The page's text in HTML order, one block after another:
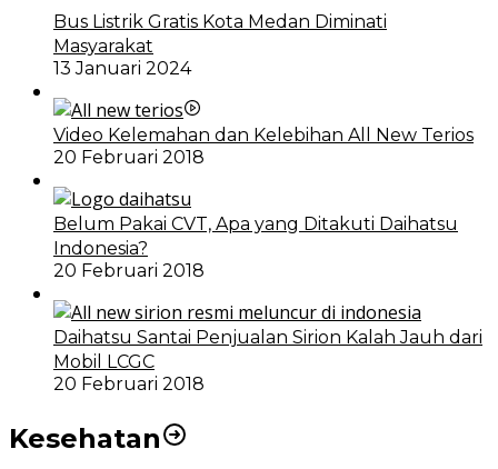
Bus Listrik Gratis Kota Medan Diminati
Masyarakat
13 Januari 2024
Video Kelemahan dan Kelebihan All New Terios
20 Februari 2018
Belum Pakai CVT, Apa yang Ditakuti Daihatsu
Indonesia?
20 Februari 2018
Daihatsu Santai Penjualan Sirion Kalah Jauh dari
Mobil LCGC
20 Februari 2018
Kesehatan